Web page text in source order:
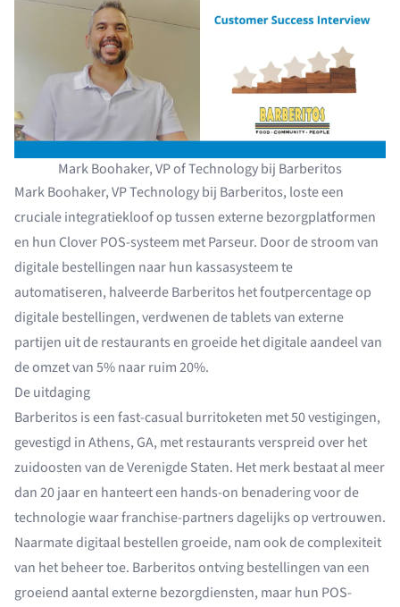
Mark Boohaker, VP of Technology bij Barberitos
Mark Boohaker, VP Technology bij Barberitos, loste een
cruciale integratiekloof op tussen externe bezorgplatformen
en hun Clover POS-systeem met Parseur. Door de stroom van
digitale bestellingen naar hun kassasysteem te
automatiseren, halveerde Barberitos het foutpercentage op
digitale bestellingen, verdwenen de tablets van externe
partijen uit de restaurants en groeide het digitale aandeel van
de omzet van 5% naar ruim 20%.
De uitdaging
Barberitos is een fast-casual burritoketen met 50 vestigingen,
gevestigd in Athens, GA, met restaurants verspreid over het
zuidoosten van de Verenigde Staten. Het merk bestaat al meer
dan 20 jaar en hanteert een hands-on benadering voor de
technologie waar franchise-partners dagelijks op vertrouwen.
Naarmate digitaal bestellen groeide, nam ook de complexiteit
van het beheer toe. Barberitos ontving bestellingen van een
groeiend aantal externe bezorgdiensten, maar hun POS-